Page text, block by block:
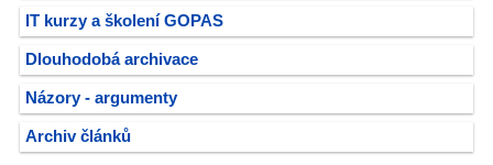
IT kurzy a školení GOPAS
Dlouhodobá archivace
Názory - argumenty
Archiv článků